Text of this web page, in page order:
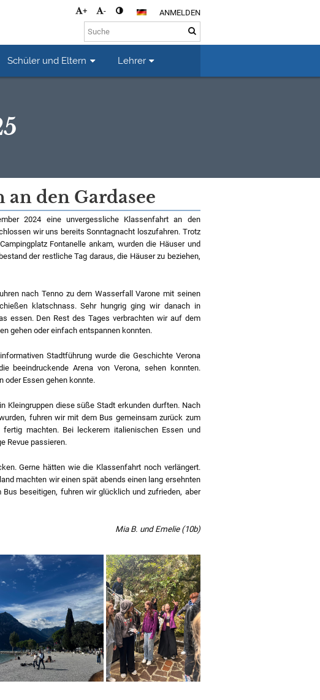
+ - ANMELDEN
Schüler und Eltern Lehrer
an den Gardasee
2024 eine unvergessliche Klassenfahrt an den
wir uns bereits Sonntagnacht loszufahren. Trotz
Fontanelle ankam, wurden die Häuser und
der restliche Tag daraus, die Häuser zu beziehen,
nach Tenno zu dem Wasserfall Varone mit seinen
klatschnass. Sehr hungrig ging wir danach in
essen. Den Rest des Tages verbrachten wir auf dem
gehen oder einfach entspannen konnten.
Stadtführung wurde die Geschichte Verona
beeindruckende Arena von Verona, sehen konnten.
oder Essen gehen konnte.
Kleingruppen diese süße Stadt erkunden durften. Nach
fuhren wir mit dem Bus gemeinsam zurück zum
machten. Bei leckerem italienischen Essen und
Revue passieren.
Gerne hätten wie die Klassenfahrt noch verlängert.
machten wir einen spät abends einen lang ersehnten
beseitigen, fuhren wir glücklich und zufrieden, aber
Mia B. und Emelie (10b)